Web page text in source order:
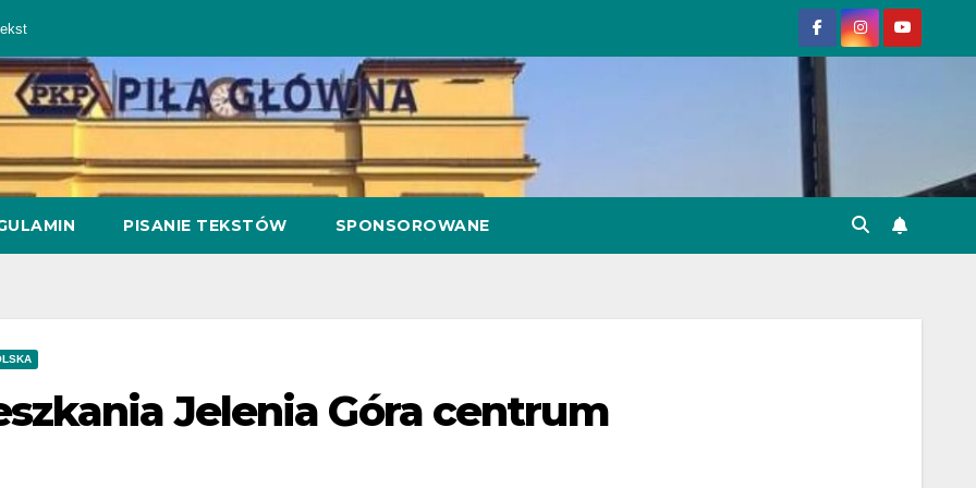
PISANIE TEKSTÓW SPONSOROWANE
Jelenia Góra centrum